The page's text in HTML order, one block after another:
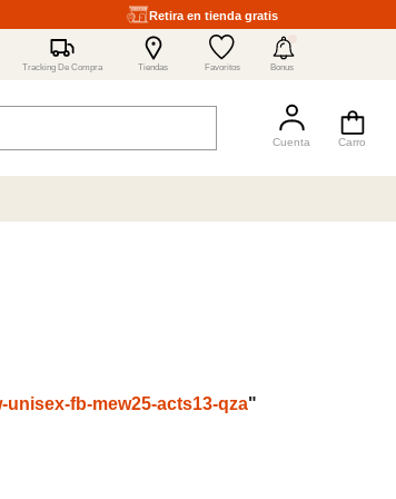
Retira en tienda gratis
Tracking De Compra Tiendas Favoritos Bonus
fb-mew25-acts13-qza"